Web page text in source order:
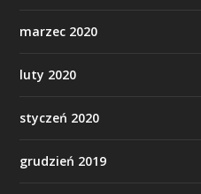
marzec 2020
luty 2020
styczeń 2020
grudzień 2019